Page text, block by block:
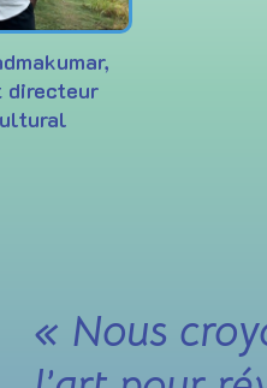
directeur
« Nous